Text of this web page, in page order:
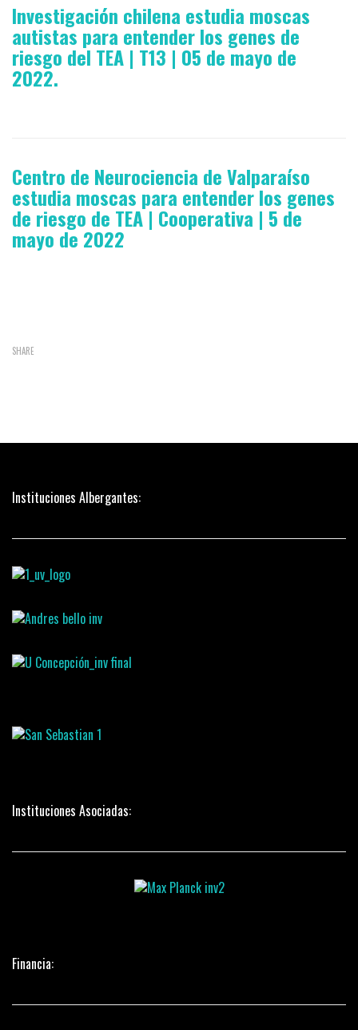
Investigación chilena estudia moscas
autistas para entender los genes de
riesgo del TEA | T13 | 05 de mayo de
2022.
Centro de Neurociencia de Valparaíso
estudia moscas para entender los genes
de riesgo de TEA | Cooperativa | 5 de
mayo de 2022
SHARE
Instituciones Albergantes:
Instituciones Asociadas:
Financia: